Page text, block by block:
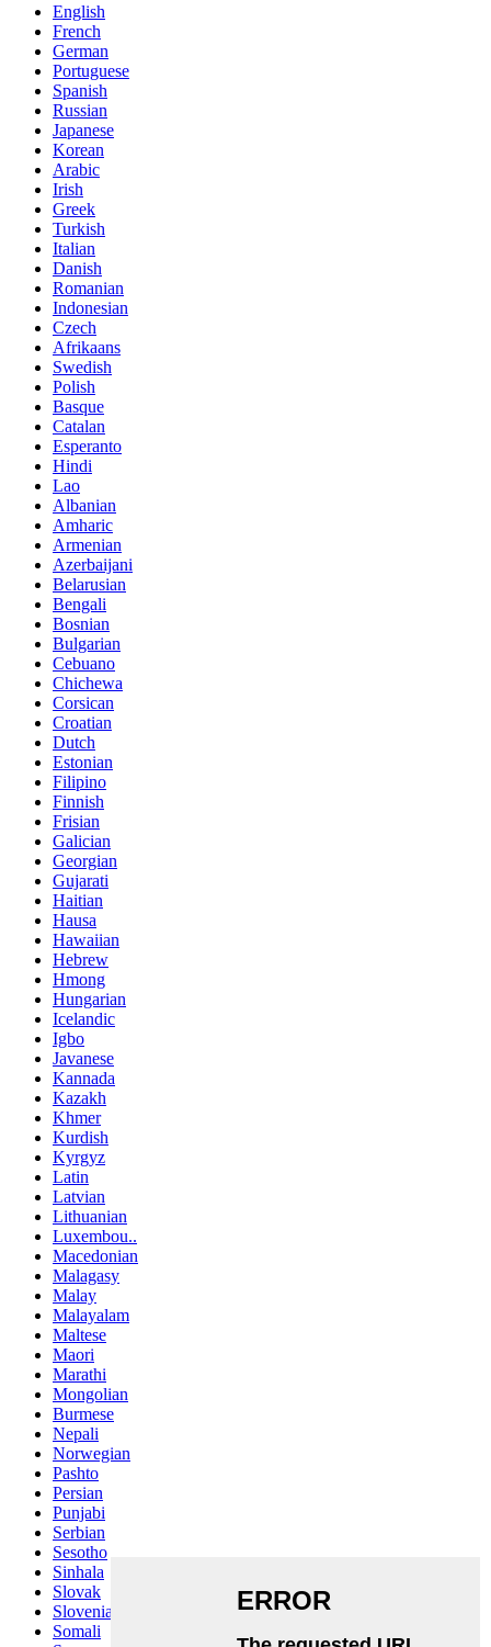
English
French
German
Portuguese
Spanish
Russian
Japanese
Korean
Arabic
Irish
Greek
Turkish
Italian
Danish
Romanian
Indonesian
Czech
Afrikaans
Swedish
Polish
Basque
Catalan
Esperanto
Hindi
Lao
Albanian
Amharic
Armenian
Azerbaijani
Belarusian
Bengali
Bosnian
Bulgarian
Cebuano
Chichewa
Corsican
Croatian
Dutch
Estonian
Filipino
Finnish
Frisian
Galician
Georgian
Gujarati
Haitian
Hausa
Hawaiian
Hebrew
Hmong
Hungarian
Icelandic
Igbo
Javanese
Kannada
Kazakh
Khmer
Kurdish
Kyrgyz
Latin
Latvian
Lithuanian
Luxembou..
Macedonian
Malagasy
Malay
Malayalam
Maltese
Maori
Marathi
Mongolian
Burmese
Nepali
Norwegian
Pashto
Persian
Punjabi
Serbian
Sesotho
Sinhala
Slovak
Slovenian
Somali